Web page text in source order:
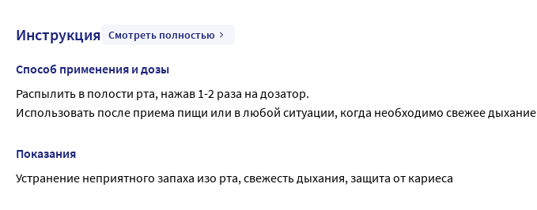
Инструкция Смотреть полностью
Способ применения и дозы
Распылить в полости рта, нажав 1-2 раза на дозатор.
Использовать после приема пищи или в любой ситуации, когда необходимо свежее дыхание
Показания
Устранение неприятного запаха изо рта, свежесть дыхания, защита от кариеса